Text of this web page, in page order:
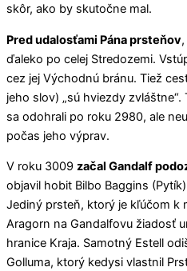
skôr, ako by skutočne mal.
Pred udalosťami Pána prsteňov
ďaleko po celej Stredozemi.
cez jej Východnú bránu. Tiež
jeho slov) „sú hviezdy
sa odohrali po roku 2980, ale
počas jeho výprav.
V roku 3009 začal Gandalf
objavil hobit Bilbo Baggins
Jediný prsteň, ktorý je kľúčom k
Aragorn na Gandalfovu žiadosť
hranice Kraja. Samotný Estell
Golluma, ktorý kedysi vlastnil